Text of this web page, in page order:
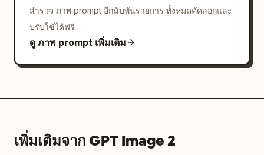
สำรวจ ภาพ prompt อีกนับพันรายการ ทั้งหมดคัดลอกและ
ปรับใช้ได้ฟรี
ดู ภาพ prompt เพิ่มเติม
เพิ่มเติมจาก GPT Image 2